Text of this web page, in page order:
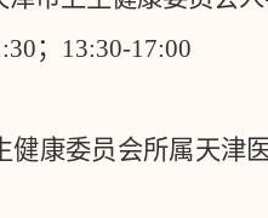
； 13:30-17:00
健康委员会所属天津